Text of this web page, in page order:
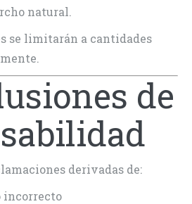
natural.
se limitarán a cantidades
de
derivadas de:
incorrecto